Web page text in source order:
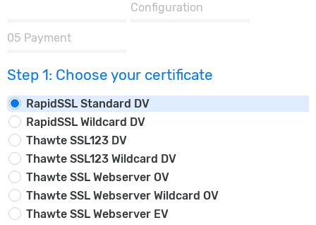
Configuration
05 Payment
Step 1: Choose your certificate
RapidSSL Standard DV
RapidSSL Wildcard DV
Thawte SSL123 DV
Thawte SSL123 Wildcard DV
Thawte SSL Webserver OV
Thawte SSL Webserver Wildcard OV
Thawte SSL Webserver EV